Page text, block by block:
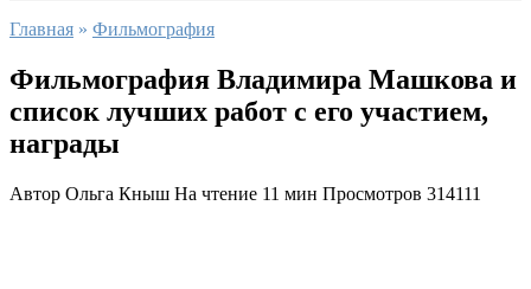
Главная » Фильмография
Фильмография Владимира Машкова и
список лучших работ с его участием,
награды
Автор Ольга Кныш На чтение 11 мин Просмотров 314111